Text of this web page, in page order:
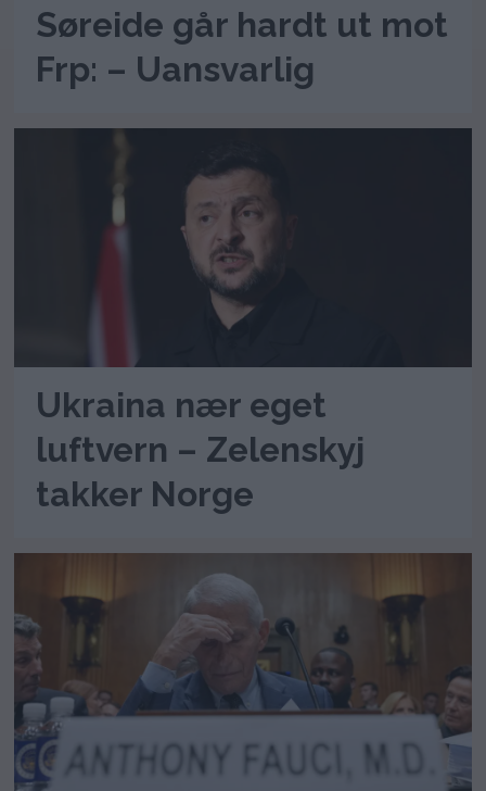
Søreide går hardt ut mot
Frp: – Uansvarlig
Ukraina nær eget
luftvern – Zelenskyj
takker Norge